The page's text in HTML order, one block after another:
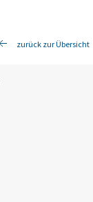
zurück zur Übersicht